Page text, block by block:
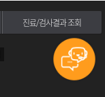
진료/검사결과 조회